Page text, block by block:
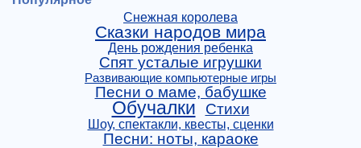
Снежная королева
Сказки народов мира
День рождения ребенка
Спят усталые игрушки
Развивающие компьютерные игры
Песни о маме, бабушке
Обучалки Стихи
Шоу, спектакли, квесты, сценки
Песни: ноты, караоке